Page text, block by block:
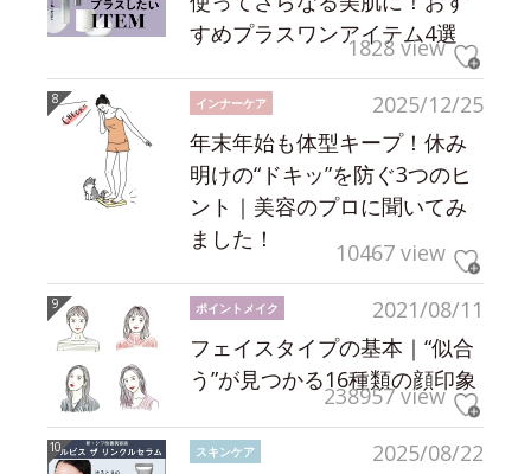
すめプラスワンアイテム4選
1828 view
2025/12/25
インナーケア
年末年始も体型キープ！休み
明けの“ドキッ”を防ぐ3つのヒ
ント｜美容のプロに聞いてみ
ました！
10467 view
2021/08/11
ポイントメイク
フェイスタイプの基本｜“似合
う”が見つかる16種類の顔印象
238957 view
2025/08/22
スキンケア